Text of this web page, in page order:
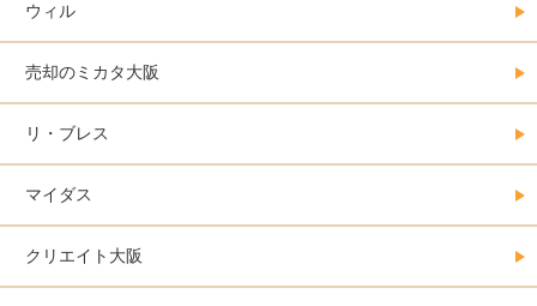
ウィル
売却のミカタ大阪
リ・ブレス
マイダス
クリエイト大阪